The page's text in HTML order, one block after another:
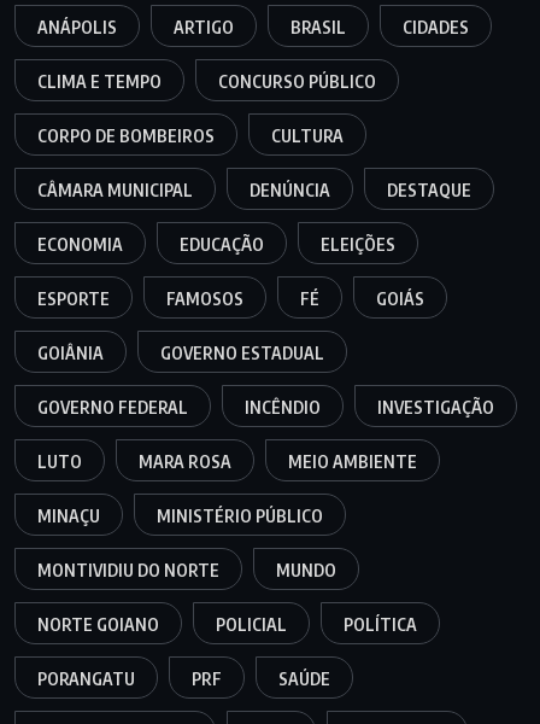
ANÁPOLIS ARTIGO BRASIL CIDADES
CLIMA E TEMPO CONCURSO PÚBLICO
CORPO DE BOMBEIROS CULTURA
CÂMARA MUNICIPAL DENÚNCIA DESTAQUE
ECONOMIA EDUCAÇÃO ELEIÇÕES
ESPORTE FAMOSOS FÉ GOIÁS
GOIÂNIA GOVERNO ESTADUAL
GOVERNO FEDERAL INCÊNDIO INVESTIGAÇÃO
LUTO MARA ROSA MEIO AMBIENTE
MINAÇU MINISTÉRIO PÚBLICO
MONTIVIDIU DO NORTE MUNDO
NORTE GOIANO POLICIAL POLÍTICA
PORANGATU PRF SAÚDE